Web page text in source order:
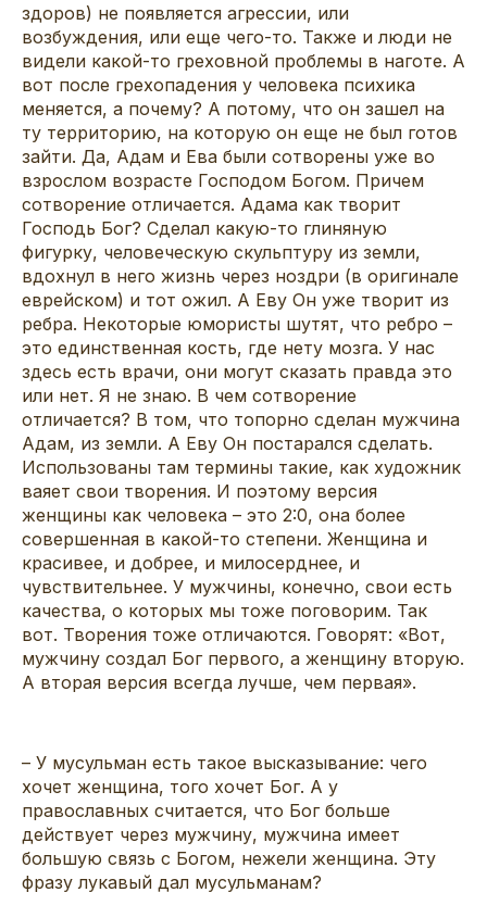
здоров) не появляется агрессии, или
возбуждения, или еще чего-то. Также и люди не
видели какой-то греховной проблемы в наготе. А
вот после грехопадения у человека психика
меняется, а почему? А потому, что он зашел на
ту территорию, на которую он еще не был готов
зайти. Да, Адам и Ева были сотворены уже во
взрослом возрасте Господом Богом. Причем
сотворение отличается. Адама как творит
Господь Бог? Сделал какую-то глиняную
фигурку, человеческую скульптуру из земли,
вдохнул в него жизнь через ноздри (в оригинале
еврейском) и тот ожил. А Еву Он уже творит из
ребра. Некоторые юмористы шутят, что ребро –
это единственная кость, где нету мозга. У нас
здесь есть врачи, они могут сказать правда это
или нет. Я не знаю. В чем сотворение
отличается? В том, что топорно сделан мужчина
Адам, из земли. А Еву Он постарался сделать.
Использованы там термины такие, как художник
ваяет свои творения. И поэтому версия
женщины как человека – это 2:0, она более
совершенная в какой-то степени. Женщина и
красивее, и добрее, и милосерднее, и
чувствительнее. У мужчины, конечно, свои есть
качества, о которых мы тоже поговорим. Так
вот. Творения тоже отличаются. Говорят: «Вот,
мужчину создал Бог первого, а женщину вторую.
А вторая версия всегда лучше, чем первая».
– У мусульман есть такое высказывание: чего
хочет женщина, того хочет Бог. А у
православных считается, что Бог больше
действует через мужчину, мужчина имеет
большую связь с Богом, нежели женщина. Эту
фразу лукавый дал мусульманам?